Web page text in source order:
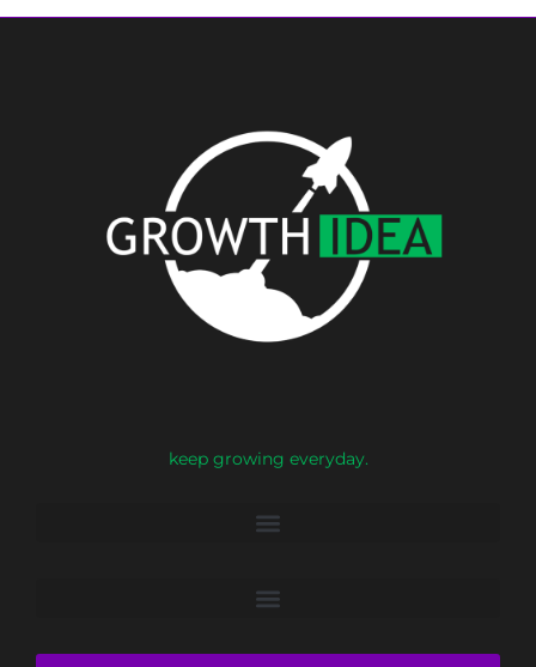
keep growing everyday.